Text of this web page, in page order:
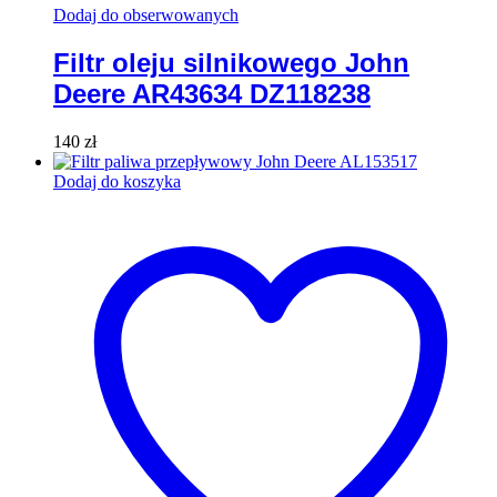
Dodaj do obserwowanych
Filtr oleju silnikowego John
Deere AR43634 DZ118238
140 zł
Dodaj do koszyka